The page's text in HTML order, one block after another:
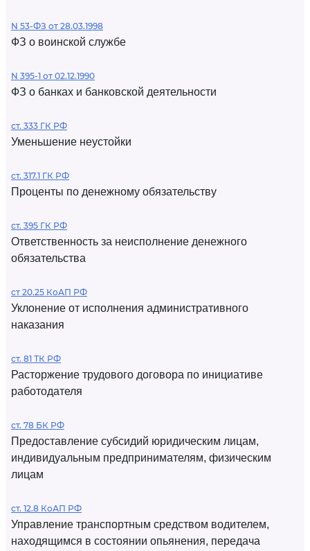
N 53-ФЗ от 28.03.1998
ФЗ о воинской службе
N 395-1 от 02.12.1990
ФЗ о банках и банковской деятельности
ст. 333 ГК РФ
Уменьшение неустойки
ст. 317.1 ГК РФ
Проценты по денежному обязательству
ст. 395 ГК РФ
Ответственность за неисполнение денежного
обязательства
ст 20.25 КоАП РФ
Уклонение от исполнения административного
наказания
ст. 81 ТК РФ
Расторжение трудового договора по инициативе
работодателя
ст. 78 БК РФ
Предоставление субсидий юридическим лицам,
индивидуальным предпринимателям, физическим
лицам
ст. 12.8 КоАП РФ
Управление транспортным средством водителем,
находящимся в состоянии опьянения, передача